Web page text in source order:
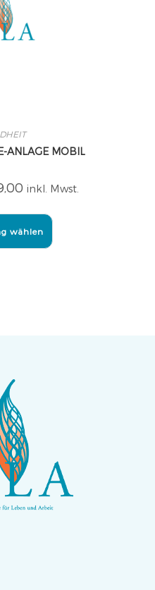
ANLAGE MOBIL
inkl. Mwst.
wählen